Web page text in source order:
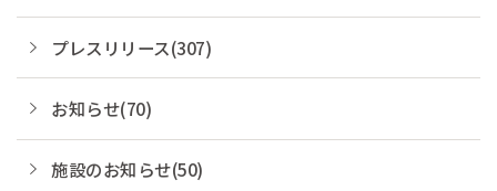
プレスリリース(307)
お知らせ(70)
施設のお知らせ(50)